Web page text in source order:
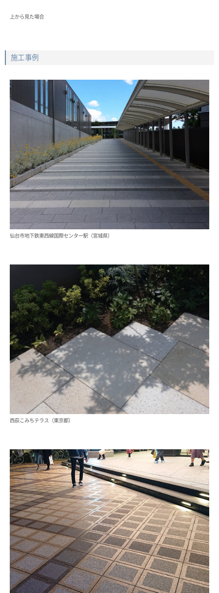
上から見た場合
施工事例
仙台市地下鉄東西線国際センター駅（宮城県）
西荻こみちテラス（東京都）